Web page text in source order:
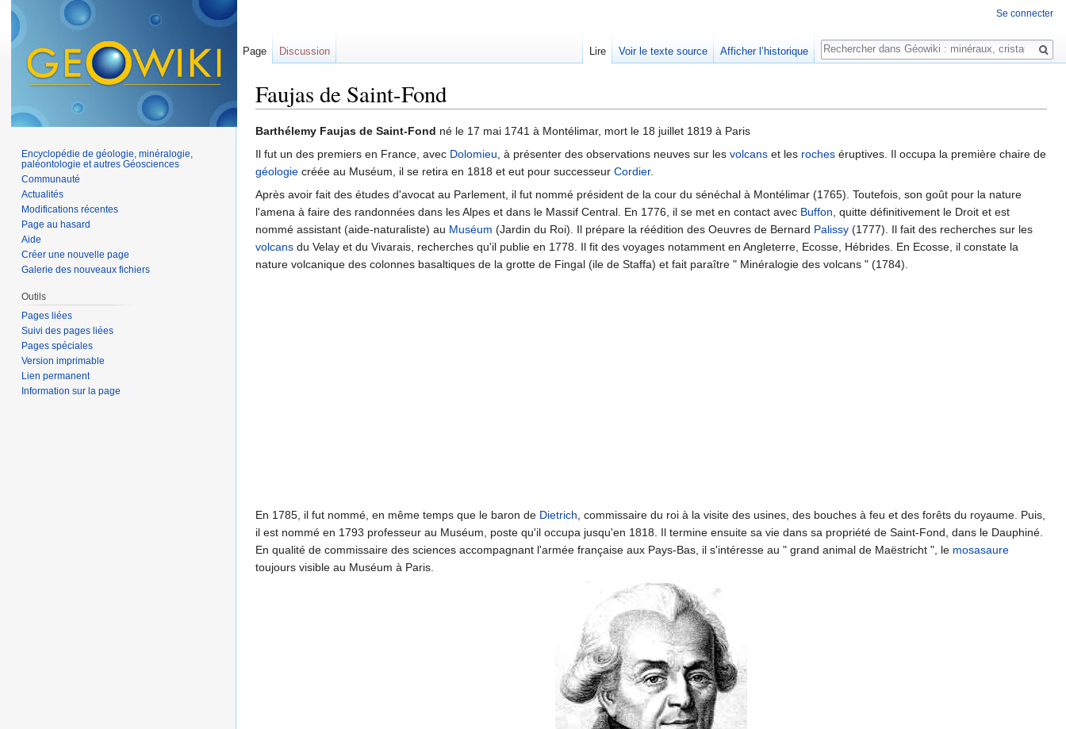
Faujas de Saint-Fond
Barthélemy Faujas de Saint-Fond né le 17 mai 1741 à Montélimar, mort le 18 juillet 1819 à Paris
Il fut un des premiers en France, avec Dolomieu, à présenter des observations neuves sur les volcans et les roches éruptives. Il occupa la première chaire de
géologie créée au Muséum, il se retira en 1818 et eut pour successeur Cordier.
Après avoir fait des études d'avocat au Parlement, il fut nommé président de la cour du sénéchal à Montélimar (1765). Toutefois, son goût pour la nature
l'amena à faire des randonnées dans les Alpes et dans le Massif Central. En 1776, il se met en contact avec Buffon, quitte définitivement le Droit et est
nommé assistant (aide-naturaliste) au Muséum (Jardin du Roi). Il prépare la réédition des Oeuvres de Bernard Palissy (1777). Il fait des recherches sur les
volcans du Velay et du Vivarais, recherches qu'il publie en 1778. Il fit des voyages notamment en Angleterre, Ecosse, Hébrides. En Ecosse, il constate la
nature volcanique des colonnes basaltiques de la grotte de Fingal (ile de Staffa) et fait paraître " Minéralogie des volcans " (1784).
En 1785, il fut nommé, en même temps que le baron de Dietrich, commissaire du roi à la visite des usines, des bouches à feu et des forêts du royaume. Puis,
il est nommé en 1793 professeur au Muséum, poste qu'il occupa jusqu'en 1818. Il termine ensuite sa vie dans sa propriété de Saint-Fond, dans le Dauphiné.
En qualité de commissaire des sciences accompagnant l'armée française aux Pays-Bas, il s'intéresse au " grand animal de Maëstricht ", le mosasaure
toujours visible au Muséum à Paris.
Se connecter
Page Discussion Lire Voir le texte source Afficher l’historique
Rechercher
Encyclopédie de géologie, minéralogie,
paléontologie et autres Géosciences
Communauté
Actualités
Modifications récentes
Page au hasard
Aide
Créer une nouvelle page
Galerie des nouveaux fichiers
Outils
Pages liées
Suivi des pages liées
Pages spéciales
Version imprimable
Lien permanent
Information sur la page